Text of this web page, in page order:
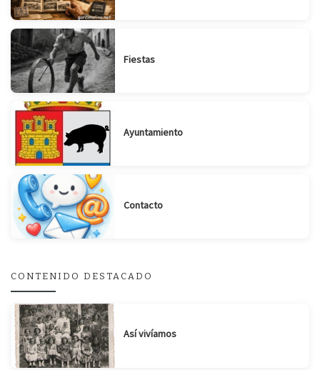
Fiestas
Ayuntamiento
Contacto
CONTENIDO DESTACADO
Así vivíamos
Suscribirse